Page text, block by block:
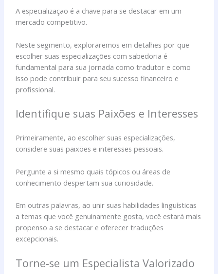
A especialização é a chave para se destacar em um
mercado competitivo.
Neste segmento, exploraremos em detalhes por que
escolher suas especializações com sabedoria é
fundamental para sua jornada como tradutor e como
isso pode contribuir para seu sucesso financeiro e
profissional.
Identifique suas Paixões e Interesses
Primeiramente, ao escolher suas especializações,
considere suas paixões e interesses pessoais.
Pergunte a si mesmo quais tópicos ou áreas de
conhecimento despertam sua curiosidade.
Em outras palavras, ao unir suas habilidades linguísticas
a temas que você genuinamente gosta, você estará mais
propenso a se destacar e oferecer traduções
excepcionais.
Torne-se um Especialista Valorizado